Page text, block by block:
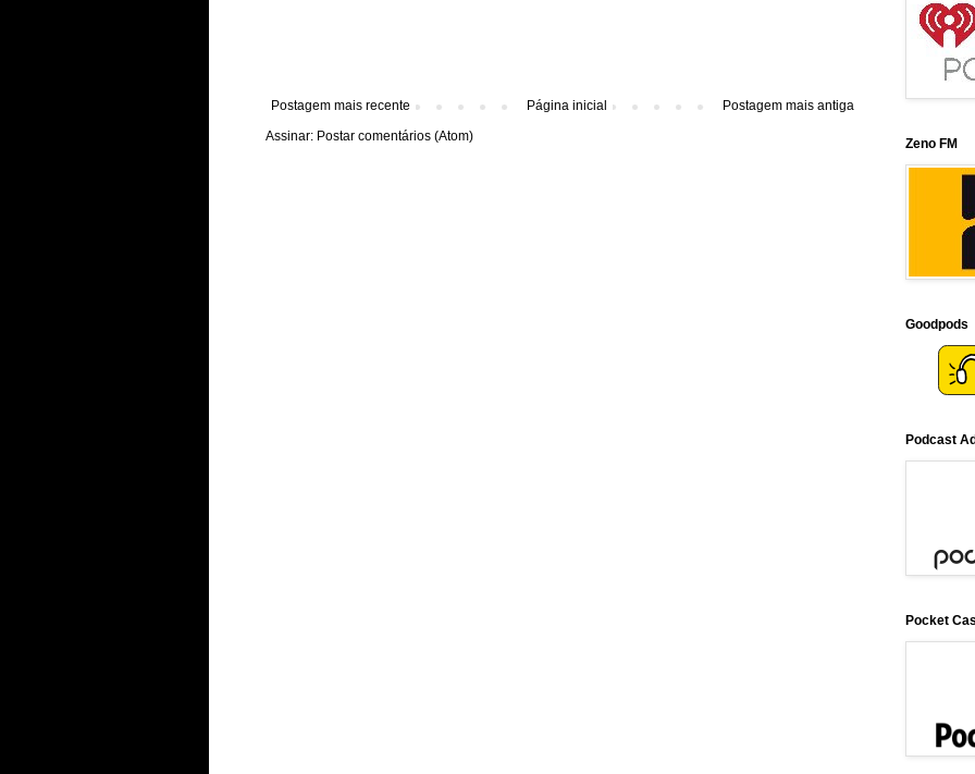
Postagem mais recente Postagem mais antiga
Página inicial
Assinar: Postar comentários (Atom) Zeno FM
Goodpods
Podcast
Pocket